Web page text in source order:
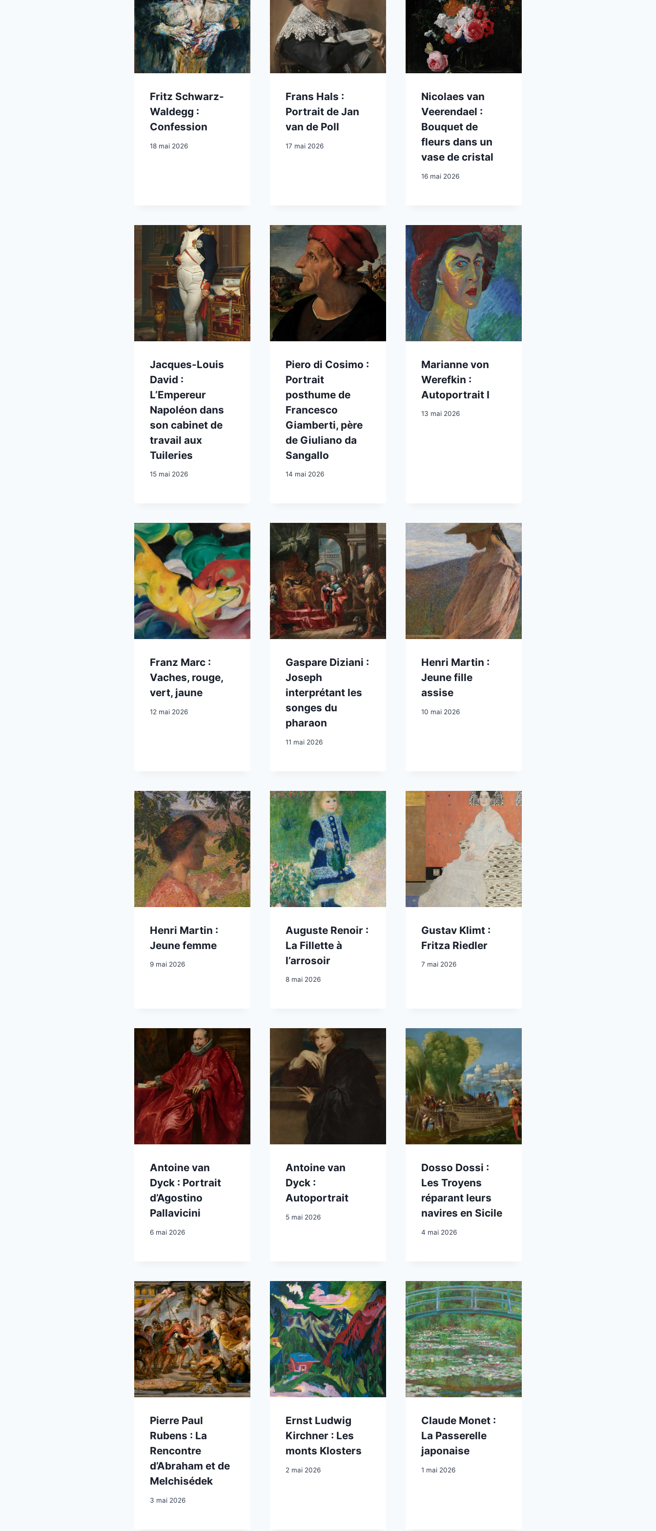
Fritz Schwarz-
Waldegg :
Confession
18 mai 2026
Frans Hals :
Portrait de Jan
van de Poll
17 mai 2026
Nicolaes van
Veerendael :
Bouquet de
fleurs dans un
vase de cristal
16 mai 2026
Jacques-Louis
David :
L’Empereur
Napoléon dans
son cabinet de
travail aux
Tuileries
15 mai 2026
Piero di Cosimo :
Portrait
posthume de
Francesco
Giamberti, père
de Giuliano da
Sangallo
14 mai 2026
Marianne von
Werefkin :
Autoportrait I
13 mai 2026
Franz Marc :
Vaches, rouge,
vert, jaune
12 mai 2026
Gaspare Diziani :
Joseph
interprétant les
songes du
pharaon
11 mai 2026
Henri Martin :
Jeune fille
assise
10 mai 2026
Henri Martin :
Jeune femme
9 mai 2026
Auguste Renoir :
La Fillette à
l’arrosoir
8 mai 2026
Gustav Klimt :
Fritza Riedler
7 mai 2026
Antoine van
Dyck : Portrait
d’Agostino
Pallavicini
6 mai 2026
Antoine van
Dyck :
Autoportrait
5 mai 2026
Dosso Dossi :
Les Troyens
réparant leurs
navires en Sicile
4 mai 2026
Pierre Paul
Rubens : La
Rencontre
d’Abraham et de
Melchisédek
3 mai 2026
Ernst Ludwig
Kirchner : Les
monts Klosters
2 mai 2026
Claude Monet :
La Passerelle
japonaise
1 mai 2026